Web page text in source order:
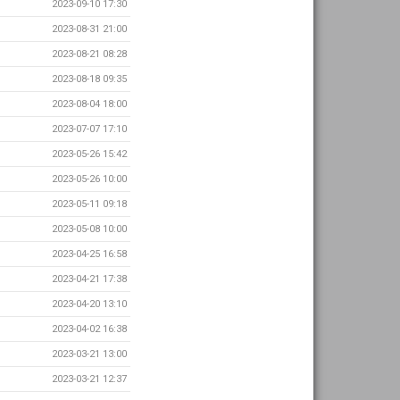
2023-09-10 17:30
2023-08-31 21:00
2023-08-21 08:28
2023-08-18 09:35
2023-08-04 18:00
2023-07-07 17:10
2023-05-26 15:42
2023-05-26 10:00
2023-05-11 09:18
2023-05-08 10:00
2023-04-25 16:58
2023-04-21 17:38
2023-04-20 13:10
2023-04-02 16:38
2023-03-21 13:00
2023-03-21 12:37